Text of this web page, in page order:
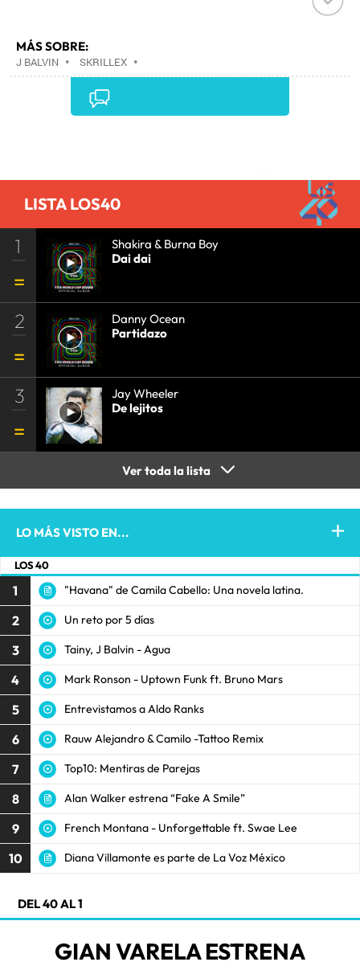
MÁS SOBRE:
J BALVIN • SKRILLEX •
LISTA LOS40
1
Shakira & Burna Boy
Dai dai
2
Danny Ocean
Partidazo
3
Jay Wheeler
De lejitos
Ver toda la lista
LO MÁS VISTO EN...
LOS 40
1 "Havana" de Camila Cabello: Una novela latina.
2 Un reto por 5 días
3 Tainy, J Balvin - Agua
4 Mark Ronson - Uptown Funk ft. Bruno Mars
5 Entrevistamos a Aldo Ranks
6 Rauw Alejandro & Camilo -Tattoo Remix
7 Top10: Mentiras de Parejas
8 Alan Walker estrena “Fake A Smile”
9 French Montana - Unforgettable ft. Swae Lee
10 Diana Villamonte es parte de La Voz México
DEL 40 AL 1
GIAN VARELA ESTRENA